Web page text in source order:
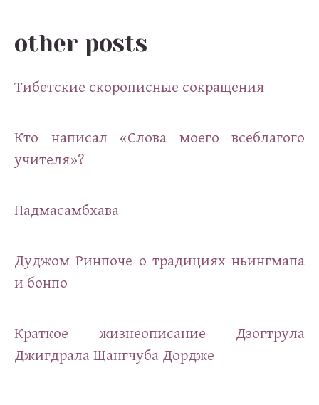
other posts
Тибетские скорописные сокращения
Кто написал «Слова моего всеблагого
учителя»?
Падмасамбхава
Дуджом Ринпоче о традициях ньингмапа
и бонпо
Краткое жизнеописание Дзогтрула
Джигдрала Щангчуба Дордже